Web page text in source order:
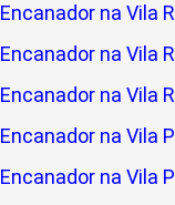
Encanador na Vila
Encanador na Vila
Encanador na Vila
Encanador na Vila
Encanador na Vila